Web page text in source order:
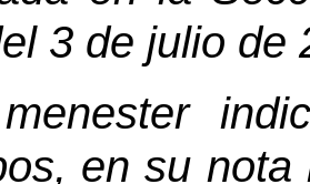
3 de julio de
en su